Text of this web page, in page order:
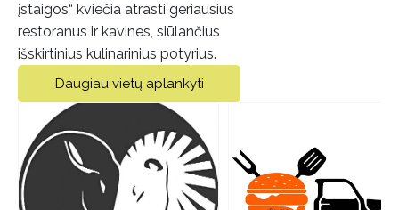
įstaigos“ kviečia atrasti geriausius
restoranus ir kavines, siūlančius
išskirtinius kulinarinius potyrius.
Daugiau vietų aplankyti